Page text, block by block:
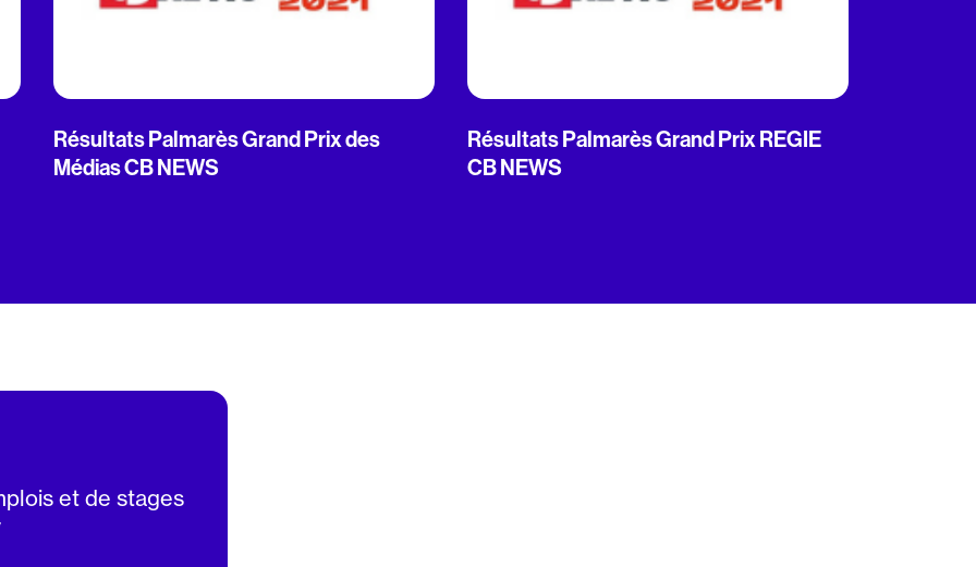
Résultats Palmarès Grand Prix des
Médias CB NEWS
Résultats Palmarès Grand Prix REGIE
CB NEWS
et de stages